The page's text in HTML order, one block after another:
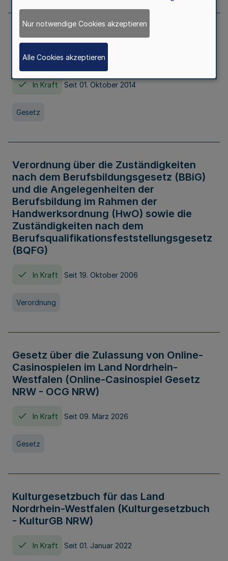
Gesetz über die Hochschulen des Landes
Nordrhein-Westfalen (Hochschulgesetz -
HG)
In Kraft Seit 01. Oktober 2014
Gesetz
Verordnung über die Zuständigkeiten
nach dem Berufsbildungsgesetz (BBiG)
und die Angelegenheiten der
Berufsbildung im Rahmen der
Handwerksordnung (HwO) sowie die
Zuständigkeiten nach dem
Berufsqualifikationsfeststellungsgesetz
(BQFG)
In Kraft Seit 19. Oktober 2006
Verordnung
Gesetz über die Zulassung von Online-
Casinospielen im Land Nordrhein-
Westfalen (Online-Casinospiel Gesetz
NRW - OCG NRW)
In Kraft Seit 09. März 2026
Gesetz
Kulturgesetzbuch für das Land
Nordrhein-Westfalen (Kulturgesetzbuch
- KulturGB NRW)
In Kraft Seit 01. Januar 2022
Nur notwendige Cookies akzeptieren
Alle Cookies akzeptieren